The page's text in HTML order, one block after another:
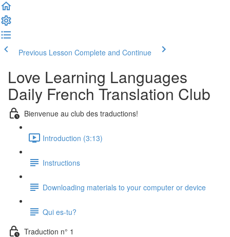
Previous Lesson Complete and Continue
Love Learning Languages
Daily French Translation Club
Bienvenue au club des traductions!
Introduction (3:13)
Instructions
Downloading materials to your computer or device
Qui es-tu?
Traduction n° 1